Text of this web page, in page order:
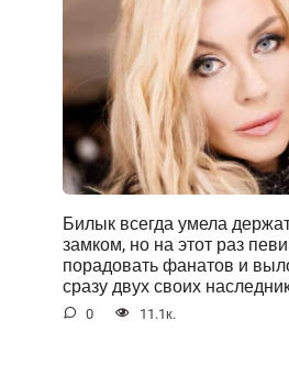
Билык всегда умела
замком, но на этот раз
порадовать фанатов и
сразу двух своих
0 11.1к.